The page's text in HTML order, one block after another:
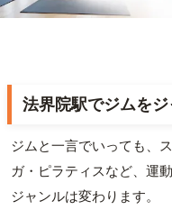
法界院駅でジムを
ジムと一言でいっても、
ガ・ピラティスなど、運
ジャンルは変わります。